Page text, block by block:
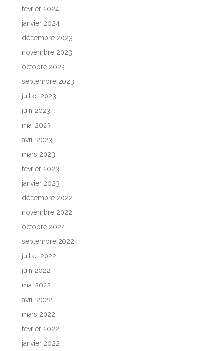
février 2024
janvier 2024
décembre 2023
novembre 2023
octobre 2023
septembre 2023
juillet 2023
juin 2023
mai 2023
avril 2023
mars 2023
février 2023
janvier 2023
décembre 2022
novembre 2022
octobre 2022
septembre 2022
juillet 2022
juin 2022
mai 2022
avril 2022
mars 2022
février 2022
janvier 2022